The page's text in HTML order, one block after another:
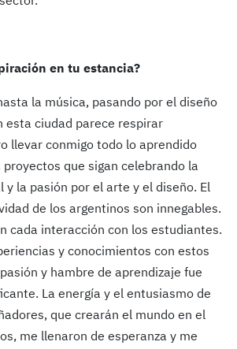
en tu estancia?
la música, pasando por el diseño
esta ciudad parece respirar
llevar conmigo todo lo aprendido
que sigan celebrando la
y la pasión por el arte y el diseño. El
de los argentinos son innegables.
cada interacción con los estudiantes.
y conocimientos con estos
y hambre de aprendizaje fue
La energía y el entusiasmo de
que crearán el mundo en el
me llenaron de esperanza y me